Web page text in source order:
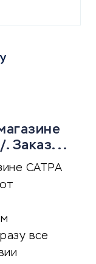
Заказ...
САТРА
все